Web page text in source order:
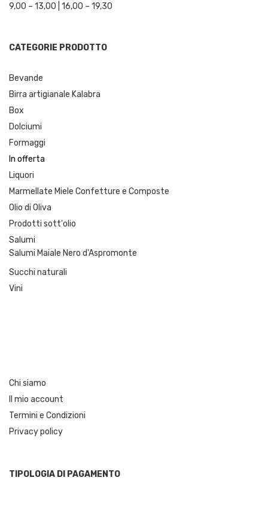
9,00 – 13,00 | 16,00 – 19,30
CATEGORIE PRODOTTO
Bevande
Birra artigianale Kalabra
Box
Dolciumi
Formaggi
In offerta
Liquori
Marmellate Miele Confetture e Composte
Olio di Oliva
Prodotti sott'olio
Salumi
Salumi Maiale Nero d'Aspromonte
Succhi naturali
Vini
Chi siamo
Il mio account
Termini e Condizioni
Privacy policy
TIPOLOGIA DI PAGAMENTO